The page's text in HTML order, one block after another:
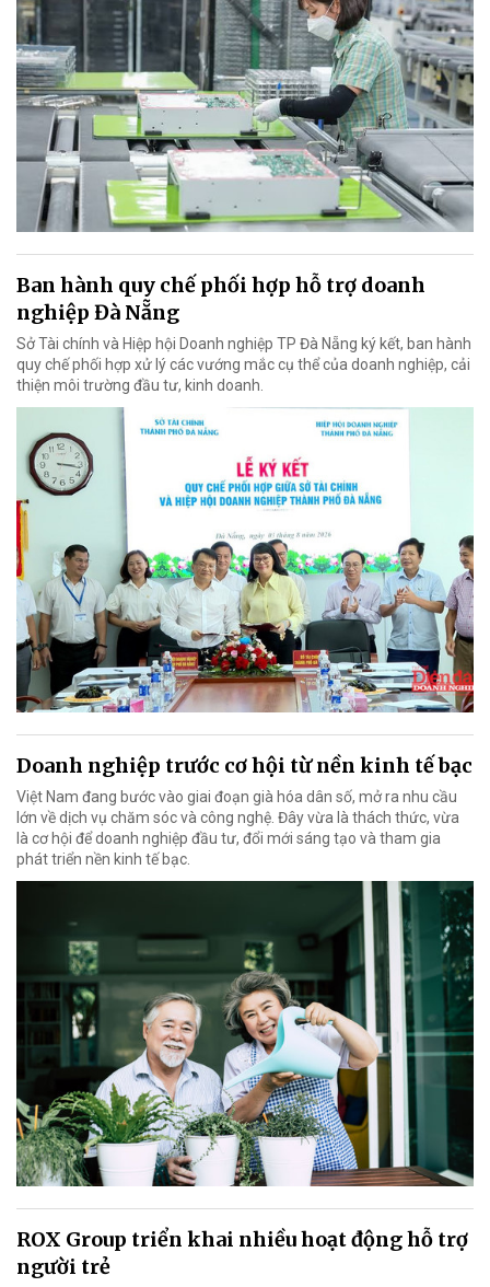
Ban hành quy chế phối hợp hỗ trợ doanh
nghiệp Đà Nẵng
Sở Tài chính và Hiệp hội Doanh nghiệp TP Đà Nẵng ký kết, ban hành
quy chế phối hợp xử lý các vướng mắc cụ thể của doanh nghiệp, cải
thiện môi trường đầu tư, kinh doanh.
Doanh nghiệp trước cơ hội từ nền kinh tế bạc
Việt Nam đang bước vào giai đoạn già hóa dân số, mở ra nhu cầu
lớn về dịch vụ chăm sóc và công nghệ. Đây vừa là thách thức, vừa
là cơ hội để doanh nghiệp đầu tư, đổi mới sáng tạo và tham gia
phát triển nền kinh tế bạc.
ROX Group triển khai nhiều hoạt động hỗ trợ
người trẻ